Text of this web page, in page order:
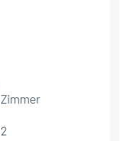
Zimmer
2